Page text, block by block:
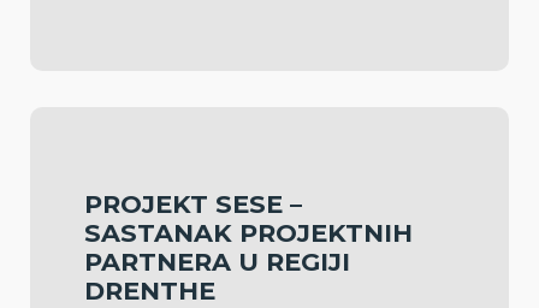
PROJEKT SESE –
SASTANAK PROJEKTNIH
PARTNERA U REGIJI
DRENTHE